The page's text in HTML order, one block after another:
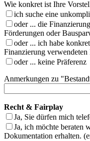
Wie konkret ist Ihre
ich suche eine
oder ... die
Förderungen oder
oder ... ich habe
Finanzierung verwendeten
oder ... keine Präferenz
Anmerkungen zu
Recht & Fairplay
Ja, Sie dürfen mich
Ja, ich möchte beraten
Dokumentation erhalten.